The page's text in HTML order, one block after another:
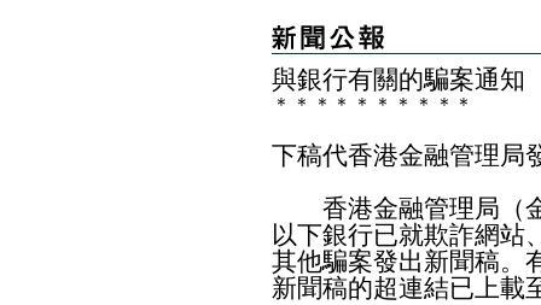
與銀行有關的騙案通知
＊ ＊ ＊ ＊ ＊ ＊ ＊ ＊ ＊ ＊
下稿代香港金融管理局
香港金融管理局（金
以下銀行已就欺詐網站
其他騙案發出新聞稿。
新聞稿的超連結已上載